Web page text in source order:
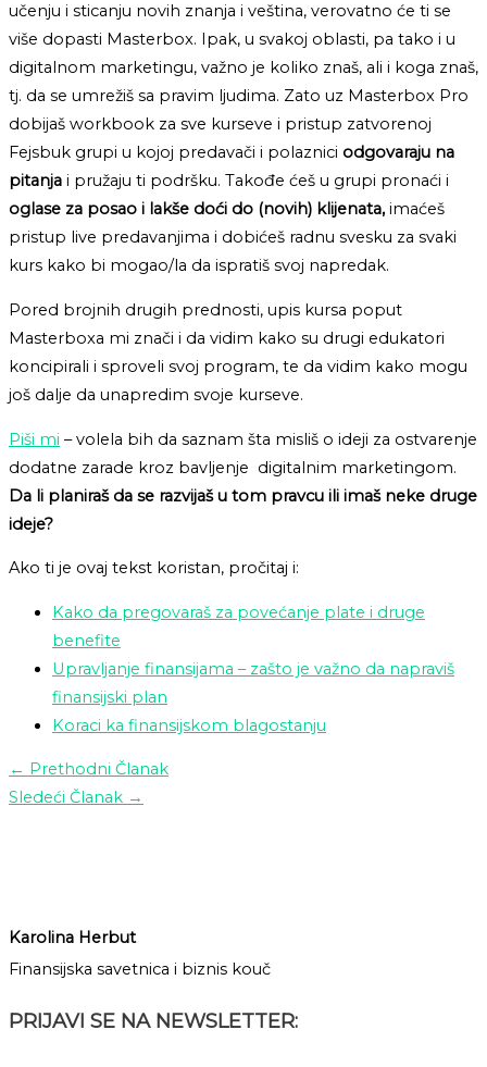
učenju i sticanju novih znanja i veština, verovatno će ti se
više dopasti Masterbox. Ipak, u svakoj oblasti, pa tako i u
digitalnom marketingu, važno je koliko znaš, ali i koga znaš,
tj. da se umrežiš sa pravim ljudima. Zato uz Masterbox Pro
dobijaš workbook za sve kurseve i pristup zatvorenoj
Fejsbuk grupi u kojoj predavači i polaznici odgovaraju na
pitanja i pružaju ti podršku. Takođe ćeš u grupi pronaći i
oglase za posao i lakše doći do (novih) klijenata, imaćeš
pristup live predavanjima i dobićeš radnu svesku za svaki
kurs kako bi mogao/la da ispratiš svoj napredak.
Pored brojnih drugih prednosti, upis kursa poput
Masterboxa mi znači i da vidim kako su drugi edukatori
koncipirali i sproveli svoj program, te da vidim kako mogu
još dalje da unapredim svoje kurseve.
Piši mi – volela bih da saznam šta misliš o ideji za ostvarenje
dodatne zarade kroz bavljenje digitalnim marketingom.
Da li planiraš da se razvijaš u tom pravcu ili imaš neke druge
ideje?
Ako ti je ovaj tekst koristan, pročitaj i:
Kako da pregovaraš za povećanje plate i druge
benefite
Upravljanje finansijama – zašto je važno da napraviš
finansijski plan
Koraci ka finansijskom blagostanju
← Prethodni Članak
Sledeći Članak →
Karolina Herbut
Finansijska savetnica i biznis kouč
PRIJAVI SE NA NEWSLETTER: